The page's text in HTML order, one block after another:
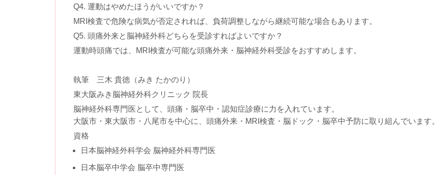
Q4. 運動はやめたほうがいいですか？
MRI検査で危険な病気が否定されれば、負荷調整しながら継続可能な場合もあります。
Q5. 頭痛外来と脳神経外科どちらを受診すればよいですか？
運動時頭痛では、MRI検査が可能な頭痛外来・脳神経外科受診をおすすめします。
執筆 三木 貴徳（みき たかのり）
東大阪みき脳神経外科クリニック 院長
脳神経外科専門医として、頭痛・脳卒中・認知症診療に力を入れています。
大阪市・東大阪市・八尾市を中心に、頭痛外来・MRI検査・脳ドック・脳卒中予防に取り組んでいます
資格
日本脳神経外科学会 脳神経外科専門医
日本脳卒中学会 脳卒中専門医